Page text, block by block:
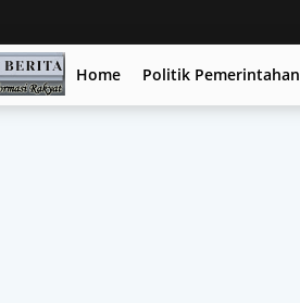
Home Politik Pemerintahan